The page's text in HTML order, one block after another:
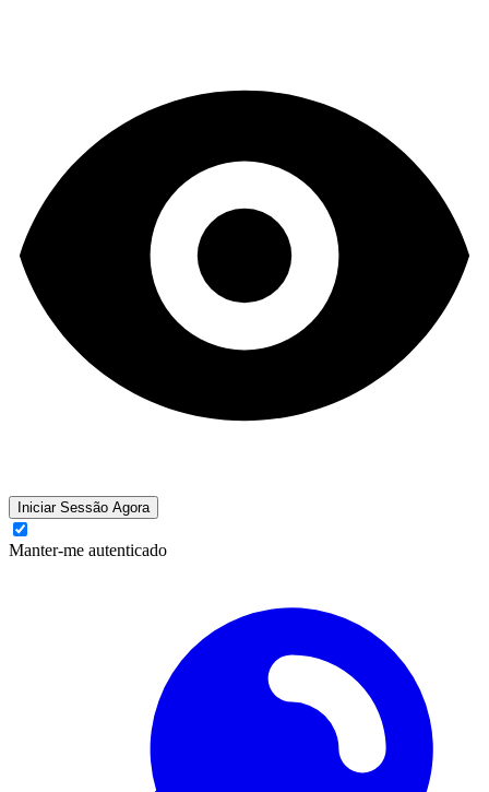
Iniciar Sessão Agora
Manter-me autenticado